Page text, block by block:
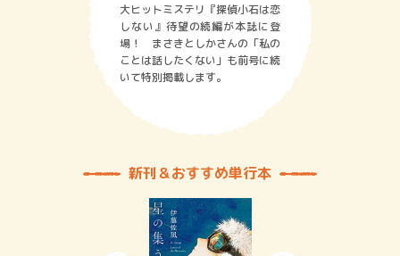
大ヒットミステリ『探偵小石は恋
しない』待望の続編が本誌に登
場！ まさきとしかさんの「私の
ことは話したくない」も前号に続
いて特別掲載します。
新刊＆おすすめ単行本